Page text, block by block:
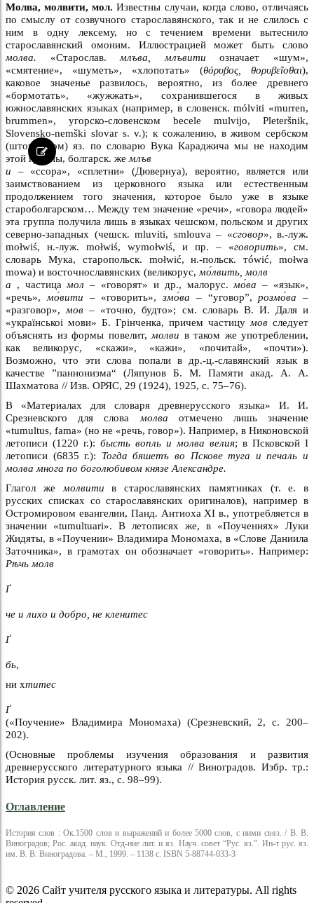
Молва, молвити, мол. Известны случаи, когда слово, отличаясь
по смыслу от созвучного старославянского, так и не слилось с
ним в одну лексему, но с течением времени вытеснило
старославянский омоним. Иллюстрацией может быть слово
молва. «Старослав. млъва, млъвити означает «шум»,
«смятение», «шуметь», «хлопотать» (θόρυβος, θορυβεĩοθαι),
каковое значенье развилось, вероятно, из более древнего
«бормотать», «жужжать», сохранившегося в живых
южнославянских языках (например, в словенск. mólviti «murren,
brummen», угорско-словенском becele mulvijo, Pleteršnik,
Slovensko-nemški slovar s. v.); к сожалению, в живом сербском
(штокавском) яз. по словарю Вука Караджича мы не находим
этой группы, болгарск. же млъв
и – «ссора», «сплетни» (Дювернуа), вероятно, является или
заимствованием из церковного языка или естественным
продолжением того значения, которое было уже в языке
староболгарском… Между тем значение «речи», «говора людей»
эта группа получила лишь в языках чешском, польском и других
северно-западных (чешск. mluviti, smlouva – «сговор», в.-луж.
mołwiś, н.-луж. mołwiś, wymołwiś, и пр. – «говорить», см.
словарь Мука, старопольск. mołwić, н.-польск. тówić, mołwa
mowa) и восточнославянских (великорус, мо́лвить, молв
а , частица мол – «говорят» и др., малорус. мо́ва – «язык»,
«речь», мо́вити –«говорить», змо́ва –“уговор”,розмо́ва –
«разговор», мов – «точно, будто»; см. словарь В. И. Даля и
«украïнськоi мови» Б. Грiнченка, причем частицу мов следует
объяснять из формы повелит, молви в таком же употреблении,
как великорус, «скажи», «кажи», «почитай», «почти»).
Возможно, что эти слова попали в др.-ц.-славянский язык в
качестве ”паннонизма“ (Ляпунов Б. М. Памяти акад. А. А.
Шахматова // Изв. ОРЯС, 29 (1924), 1925, с. 75–76).
В «Материалах для словаря древнерусского языка» И. И.
Срезневского для слова молва отмечено лишь значение
«tumultus, fama» (но не «речь, говор»). Например, в Никоновской
летописи (1220 г.): бысть вопль и молва велия; в Псковской I
летописи (6835 г.): Тогда бяшетъ во Пскове туга и печаль и
молва многа по боголюбивом князе Александре.
Глагол же молвити в старославянских памятниках (т. е. в
русских списках со старославянских оригиналов), например в
Остромировом евангелии, Панд. Антиоха XI в., употребляется в
значении «tumultuari». В летописях же, в «Поучениях» Луки
Жидяты, в «Поучении» Владимира Мономаха, в «Слове Даниила
Заточника», в грамотах он обозначает «говорить». Например:
Рѣчь молв
Ґ
че и лихо и добро, не кленитес
Ґ
бь,
ни хтитес
Ґ
(«Поучение» Владимира Мономаха) (Срезневский, 2, с. 200–
202).
(Основные проблемы изучения образования и развития
древнерусского литературного языка // Виноградов. Избр. тр.:
История русск. лит. яз., с. 98–99).
Оглавление
История слов : Ок.1500 слов и выражений и более 5000 слов, с ними связ. / В. В.
Виноградов; Рос. акад. наук. Отд-ние лит. и яз. Науч. совет “Рус. яз.”. Ин-т рус. яз.
им. В. В. Виноградова. – М., 1999. – 1138 с. ISBN 5-88744-033-3
© 2026 Сайт учителя русского языка и литературы. All rights